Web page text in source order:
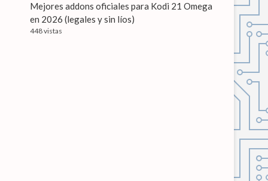
Mejores addons oficiales para Kodi 21 Omega
en 2026 (legales y sin líos)
448 vistas